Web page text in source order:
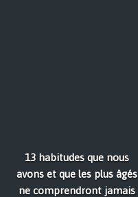
13 habitudes que nous
avons et que les plus âgés
ne comprendront jamais